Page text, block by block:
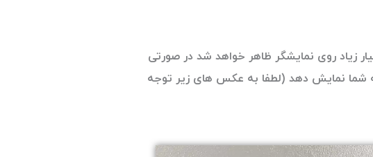
زیاد روی نمایشگر ظاهر خواهد شد در صورتی
روی سنسور نیست. اما اگر درست متصل شده باشند، پس از روشن شدن، دستگاه باید مقداری حدود عدد 0 به شما نمایش دهد (لطفا به عکس های زیر توجه